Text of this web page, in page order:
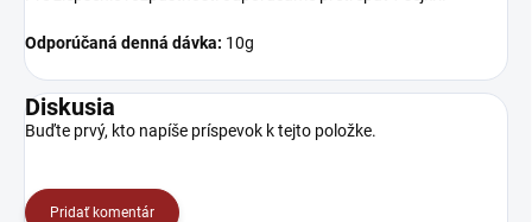
Odporúčaná denná dávka: 10g
Diskusia
Buďte prvý, kto napíše príspevok k tejto položke.
Pridať komentár